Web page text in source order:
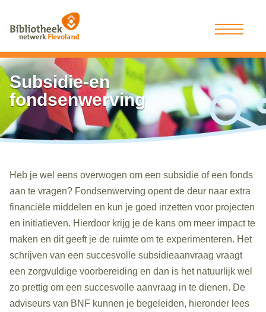
Subsidie-en
fondsenwerving
Heb je wel eens overwogen om een subsidie of een fonds
aan te vragen? Fondsenwerving opent de deur naar extra
financiële middelen en kun je goed inzetten voor projecten
en initiatieven. Hierdoor krijg je de kans om meer impactte
maken en dit geeft je de ruimte om te experimenteren. Het
schrijven van een succesvolle subsidieaanvraag vraagt
een zorgvuldige voorbereiding en dan is het natuurlijk wel
zo prettig om een succesvolle aanvraag in te dienen. De
adviseurs van BNF kunnen je begeleiden, hieronder lees